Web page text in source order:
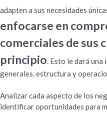
adapten a sus necesidades
enfocarse en
comerciales de sus
principio. Esto le dará una
generales, estructura y
Analizar cada aspecto de los
identificar oportunidades para